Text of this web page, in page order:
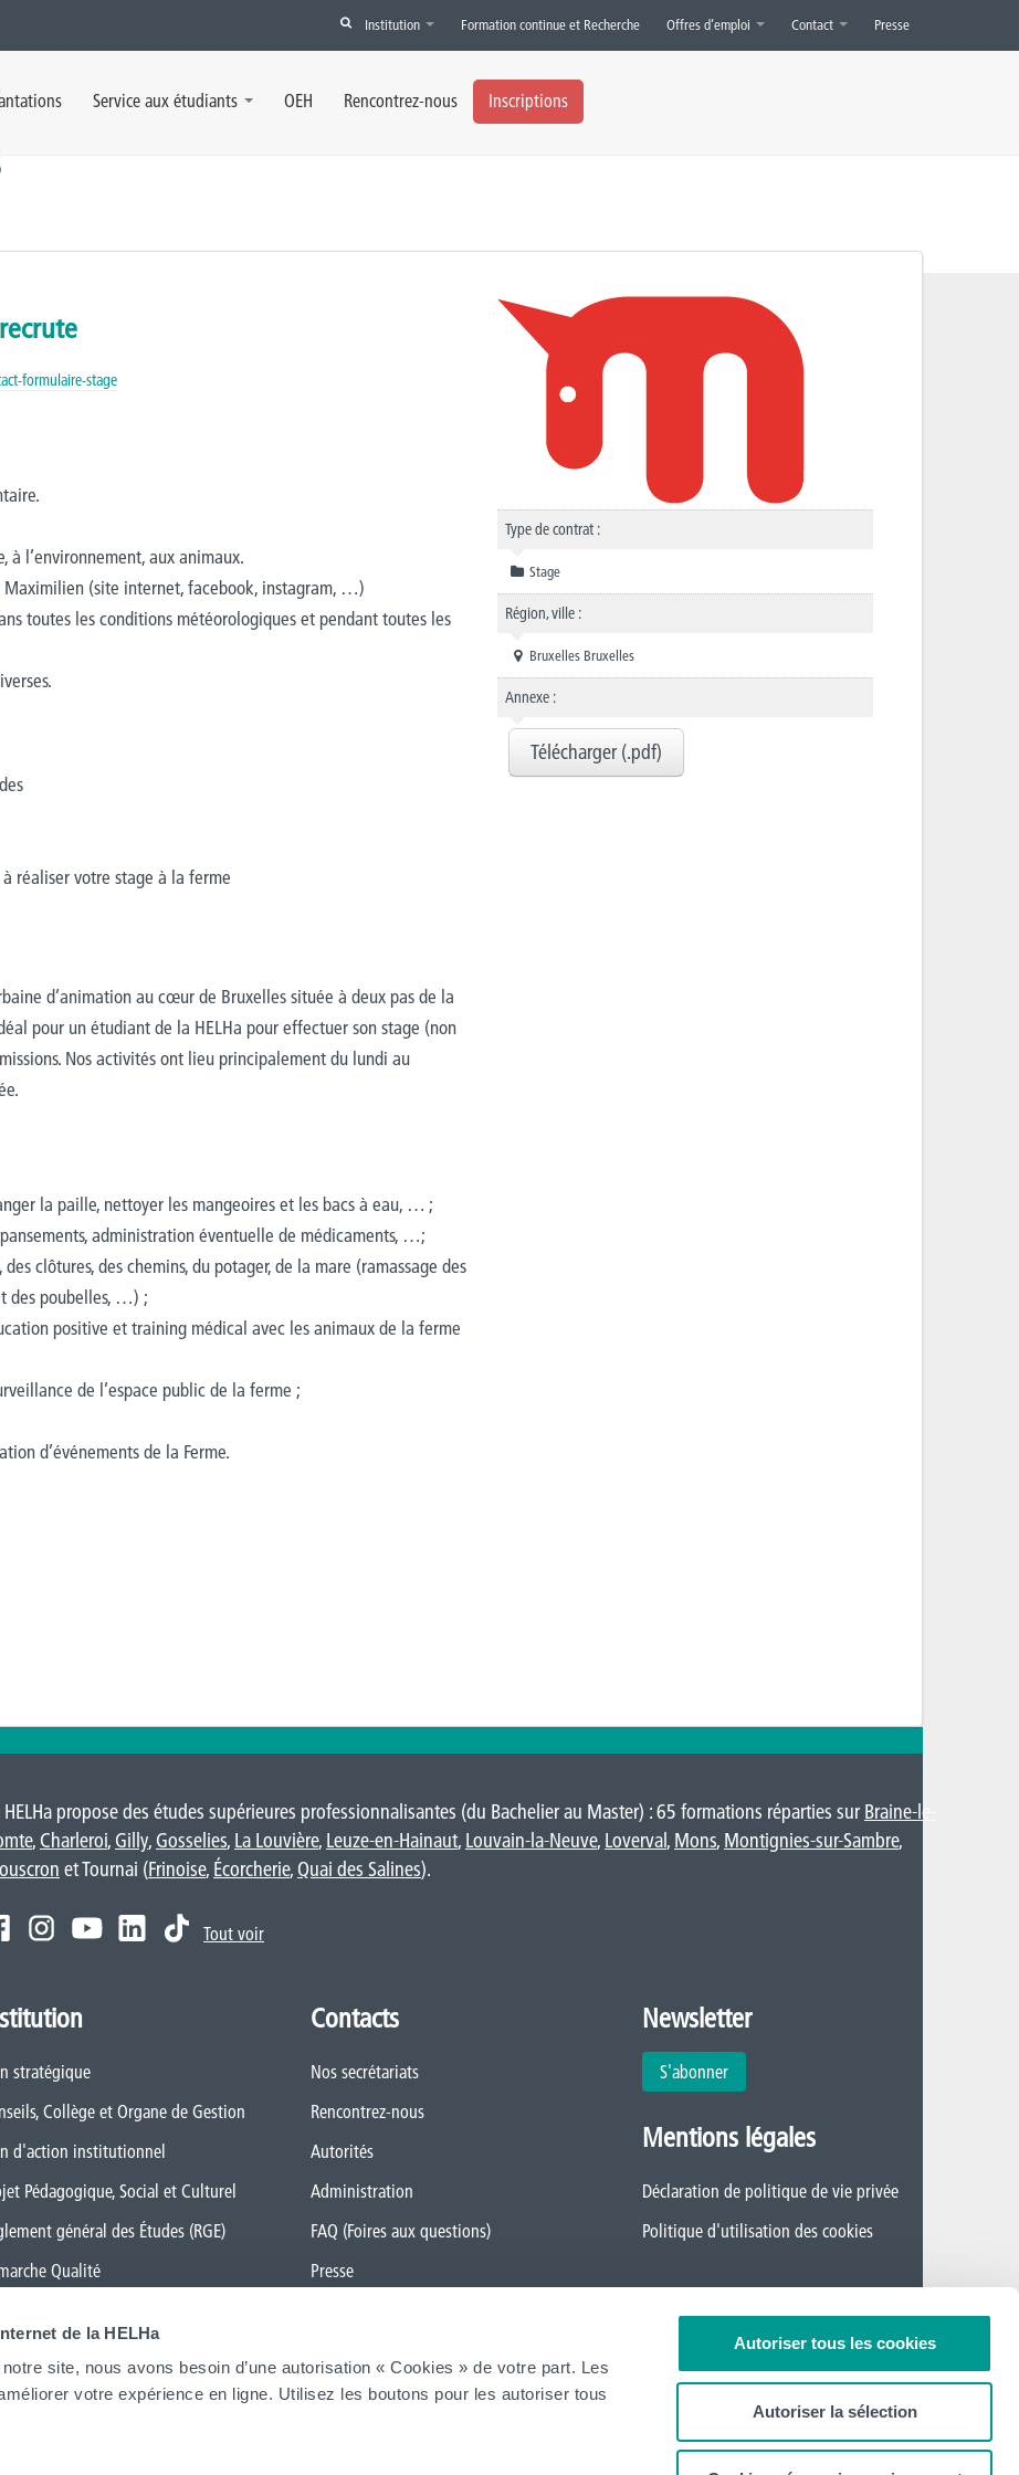
de la HELHa
site, nous avons besoin d’une autorisation « Cookies » de votre part. Les
votre expérience en ligne. Utilisez les boutons pour les autoriser tous
Autoriser tous les cookies
Autoriser la sélection
Institution Formation continue et Recherche Offres d’emploi Contact Presse
Service aux étudiants OEH Rencontrez-nous Inscriptions
formulaire-stage
à l’environnement, aux animaux.
Maximilien (site internet, facebook, instagram, …)
toutes les conditions météorologiques et pendant toutes les
réaliser votre stage à la ferme
d’animation au cœur de Bruxelles située à deux pas de la
pour un étudiant de la HELHa pour effectuer son stage (non
Nos activités ont lieu principalement du lundi au
la paille, nettoyer les mangeoires et les bacs à eau, … ;
administration éventuelle de médicaments, …;
clôtures, des chemins, du potager, de la mare (ramassage des
des poubelles, …) ;
positive et training médical avec les animaux de la ferme
de l’espace public de la ferme ;
d’événements de la Ferme.
Type de contrat :
Stage
Région, ville :
Bruxelles Bruxelles
Annexe :
Télécharger (.pdf)
HELHa propose des études supérieures professionnalisantes (du Bachelier au Master) : 65 formations réparties surBraine-le-
, Charleroi, Gilly, Gosselies, La Louvière, Leuze-en-Hainaut, Louvain-la-Neuve, Loverval, Mons, Montignies-sur-Sambre,
et Tournai (Frinoise, Écorcherie, Quai des Salines).
Tout voir
stratégique
Collège et Organe de Gestion
d'action institutionnel
Pédagogique, Social et Culturel
général des Études (RGE)
Qualité
de genre
Contacts
Nos secrétariats
Rencontrez-nous
Autorités
Administration
FAQ (Foires aux questions)
Presse
Étudiant·e·s
Newsletter
S'abonner
Mentions légales
Déclaration de politique de vie privée
Politique d'utilisation des cookies